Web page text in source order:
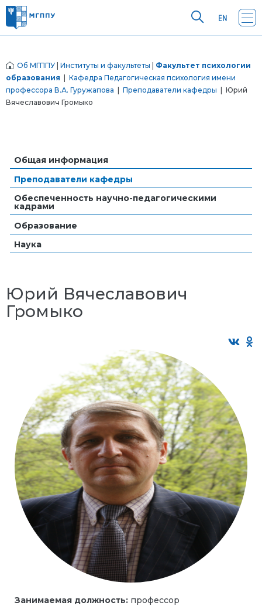
Об МГППУ Институты и факультеты
Факультет психологии
образования
Кафедра Педагогическая психология имени
профессора В.А. Гуружапова
Преподаватели кафедры | Юрий
Вячеславович Громыко
Общая информация
Преподаватели кафедры
Обеспеченность научно-педагогическими
кадрами
Образование
Наука
Юрий Вячеславович
Громыко
Занимаемая должность: профессор